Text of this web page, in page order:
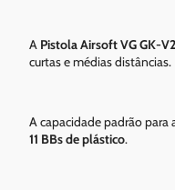
A Pistola Airsoft VG GK-
curtas e médias distâncias.
A capacidade padrão para
11 BBs de plástico.